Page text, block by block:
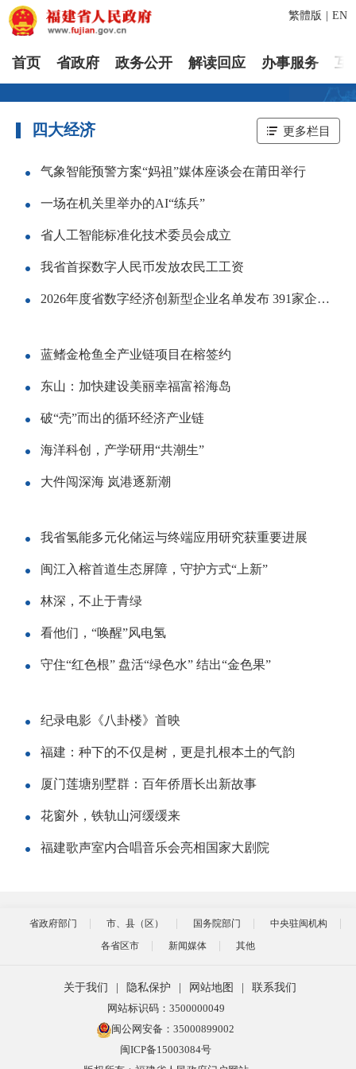
繁體版 EN
首页 省政府 政务公开 解读回应 办事服务 互
四大经济 更多栏目
气象智能预警方案“妈祖”媒体座谈会在莆田举行
一场在机关里举办的AI“练兵”
省人工智能标准化技术委员会成立
我省首探数字人民币发放农民工工资
2026年度省数字经济创新型企业名单发布 391家企业入选
蓝鳍金枪鱼全产业链项目在榕签约
东山：加快建设美丽幸福富裕海岛
破“壳”而出的循环经济产业链
海洋科创，产学研用“共潮生”
大件闯深海 岚港逐新潮
我省氢能多元化储运与终端应用研究获重要进展
闽江入榕首道生态屏障，守护方式“上新”
林深，不止于青绿
看他们，“唤醒”风电氢
守住“红色根” 盘活“绿色水” 结出“金色果”
纪录电影《八卦楼》首映
福建：种下的不仅是树，更是扎根本土的气韵
厦门莲塘别墅群：百年侨厝长出新故事
花窗外，铁轨山河缓缓来
福建歌声室内合唱音乐会亮相国家大剧院
省政府部门 市、县（区） 国务院部门
中央驻闽机构
各省区市
新闻媒体 其他
关于我们 隐私保护 网站地图
联系我们
网站标识码：3500000049
闽公网安备：35000899002
闽ICP备15003084号